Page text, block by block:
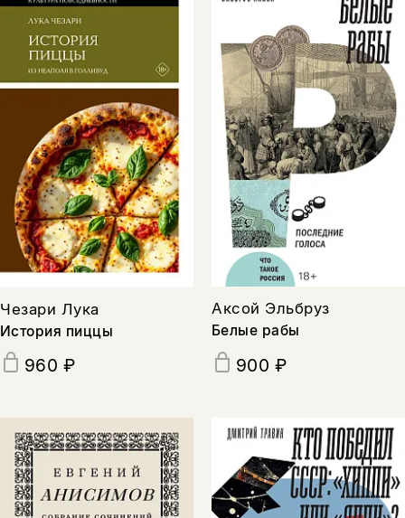
Чезари Лука
История пиццы
960 ₽
Аксой Эльбруз
Белые рабы
900 ₽